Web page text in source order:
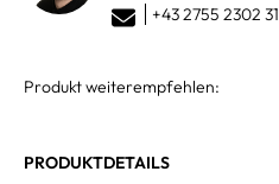
+43 2755 2302 31
Produkt weiterempfehlen:
PRODUKTDETAILS